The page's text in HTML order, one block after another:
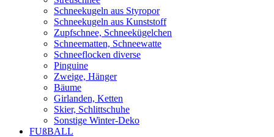
Schneekugeln aus Styropor
Schneekugeln aus Kunststoff
Zupfschnee, Schneekügelchen
Schneematten, Schneewatte
Schneeflocken diverse
Pinguine
Zweige, Hänger
Bäume
Girlanden, Ketten
Skier, Schlittschuhe
Sonstige Winter-Deko
FUßBALL